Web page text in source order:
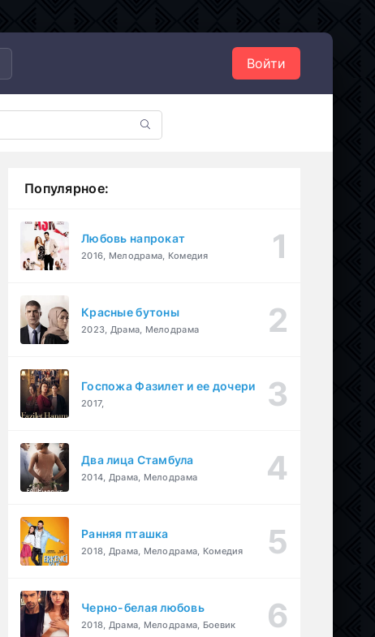
Войти
Популярное:
Любовь напрокат
2016, Мелодрама, Комедия
Красные бутоны
2023, Драма, Мелодрама
Госпожа Фазилет и ее дочери
2017,
Два лица Стамбула
2014, Драма, Мелодрама
Ранняя пташка
2018, Драма, Мелодрама, Комедия
Черно-белая любовь
2018, Драма, Мелодрама, Боевик